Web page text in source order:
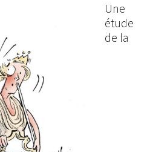
Une
étude
de la